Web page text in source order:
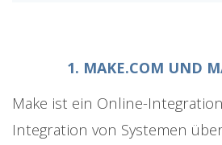
1. MAKE.COM UND
Make ist ein Online-
Integration von Systemen